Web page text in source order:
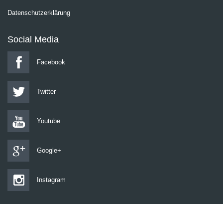
Datenschutzerklärung
Social Media
Facebook
Twitter
Youtube
Google+
Instagram